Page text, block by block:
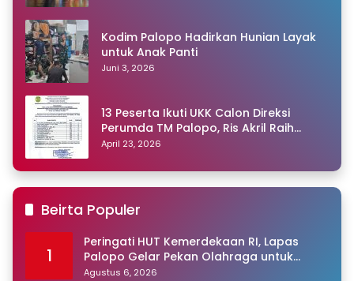
Kodim Palopo Hadirkan Hunian Layak
untuk Anak Panti
Juni 3, 2026
13 Peserta Ikuti UKK Calon Direksi
Perumda TM Palopo, Ris Akril Raih
Peringkat Pertama
April 23, 2026
Beirta Populer
1
Peringati HUT Kemerdekaan RI, Lapas
Palopo Gelar Pekan Olahraga untuk
Warga Binaan
Agustus 6, 2026